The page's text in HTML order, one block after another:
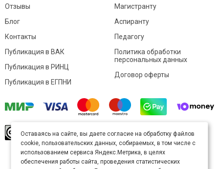
Отзывы
Блог
Контакты
Магистранту
Аспиранту
Педагогу
Публикация в ВАК
Публикация в РИНЦ
Публикация в ЕГПНИ
Политика обработки
персональных данных
Договор оферты
произведение доступно полицензии Creative
Commons «Attribution» («Атрибуция») 4.0
Непортированная.
Карта сайта
Оставаясь на сайте, вы даете согласие на обработку файлов
cookie, пользовательских данных, собираемых, в том числе с
использованием сервиса Яндекс.Метрика, в целях
обеспечения работы сайта, проведения статистических